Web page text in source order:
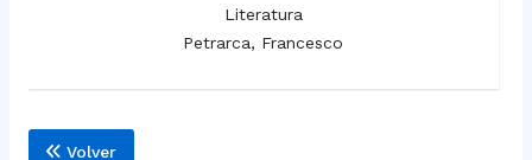
Literatura
Petrarca, Francesco
Volver